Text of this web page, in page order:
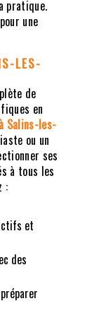
pratique.
une
LES-
de
en
à Salins-les-
ou un
ses
à tous les
:
et
des